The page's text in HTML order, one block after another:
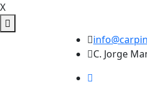
X
C. Jorge